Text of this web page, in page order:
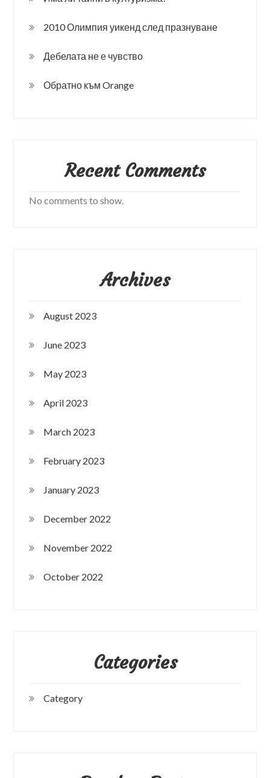
2010 Олимпия уикенд след празнуване
Дебелата не е чувство
Обратно към Orange
Recent Comments
No comments to show.
Archives
August 2023
June 2023
May 2023
April 2023
March 2023
February 2023
January 2023
December 2022
November 2022
October 2022
Categories
Category